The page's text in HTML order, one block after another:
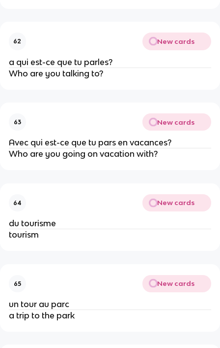
62 New cards
a qui est-ce que tu parles?
Who are you talking to?
63 New cards
Avec qui est-ce que tu pars en vacances?
Who are you going on vacation with?
64 New cards
du tourisme
tourism
65 New cards
un tour au parc
a trip to the park